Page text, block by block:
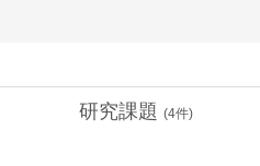
研究課題 (4件)